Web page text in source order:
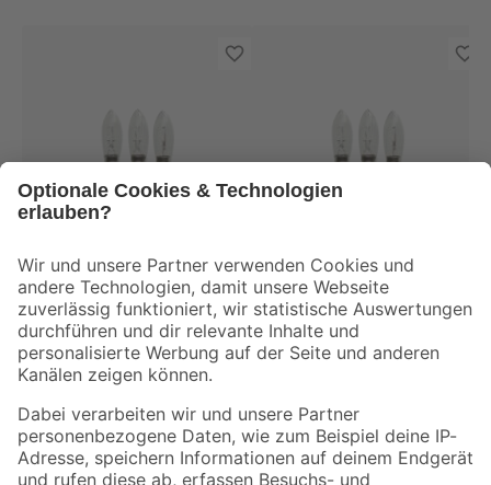
Saico
Leuchtmittelset klar
E10 3 W 3 Stück
2,79€
Saico
Leuchtmittelset klar
E10 3 W 3 Stück